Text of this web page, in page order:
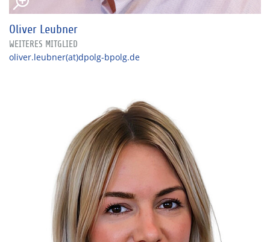
Oliver Leubner
WEITERES MITGLIED
oliver.leubner(at)dpolg-bpolg.de